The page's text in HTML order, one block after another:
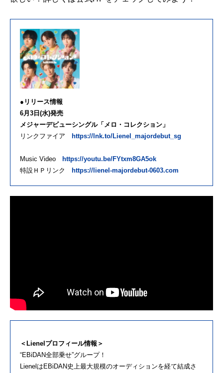
●リリース情報
6月3日(水)発売
メジャーデビューシングル「メロ・コレクション」
リンクファイア
https://lnk.to/Lienel_majordebut_sg
Music Video
https://youtu.be/FYtxm8GA5ok
特設ＨＰリンク
https://lienel-majordebut-0603.com
＜Lienelプロフィール情報＞
“EBiDAN全部乗せ”グループ！
LienelはEBiDAN史上最大規模のオーディションを経て結成さ